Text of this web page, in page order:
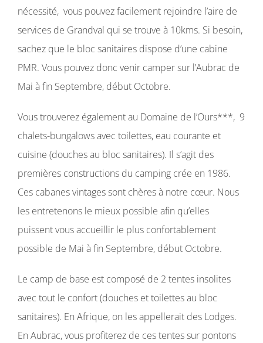
nécessité, vous pouvez facilement rejoindre l’aire de
services de Grandval qui se trouve à 10kms. Si besoin,
sachez que le bloc sanitaires dispose d’une cabine
PMR. Vous pouvez donc venir camper sur l’Aubrac de
Mai à fin Septembre, début Octobre.
Vous trouverez également au Domaine de l’Ours***, 9
chalets-bungalows avec toilettes, eau courante et
cuisine (douches au bloc sanitaires). Il s’agit des
premières constructions du camping crée en 1986.
Ces cabanes vintages sont chères à notre cœur. Nous
les entretenons le mieux possible afin qu’elles
puissent vous accueillir le plus confortablement
possible de Mai à fin Septembre, début Octobre.
Le camp de base est composé de 2 tentes insolites
avec tout le confort (douches et toilettes au bloc
sanitaires). En Afrique, on les appellerait des Lodges.
En Aubrac, vous profiterez de ces tentes sur pontons